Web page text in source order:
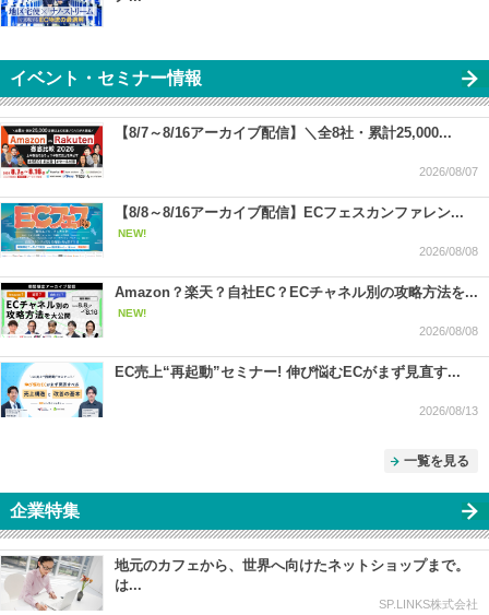
イベント・セミナー情報
【8/7～8/16アーカイブ配信】＼全8社・累計25,000...
2026/08/07
【8/8～8/16アーカイブ配信】ECフェスカンファレン...
NEW!
2026/08/08
Amazon？楽天？自社EC？ECチャネル別の攻略方法を...
NEW!
2026/08/08
EC売上“再起動”セミナー! 伸び悩むECがまず見直す...
2026/08/13
一覧を見る
企業特集
地元のカフェから、世界へ向けたネットショップまで。
は...
SP.LINKS株式会社